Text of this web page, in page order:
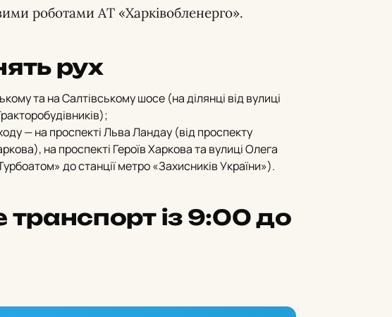
роботами АТ «Харківобленерго».
рух
та на Салтівському шосе (на ділянці від вулиці
— на проспекті Льва Ландау (від проспекту
на проспекті Героїв Харкова та вулиці Олега
до станції метро «Захисників України»).
із 9:00 до